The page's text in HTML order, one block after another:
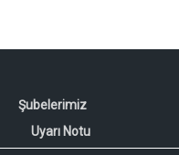
Şubelerimiz
Uyarı Notu